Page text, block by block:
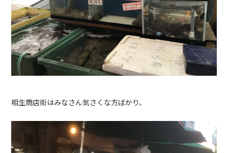
相生商店街はみなさん気さくな方ばかり、